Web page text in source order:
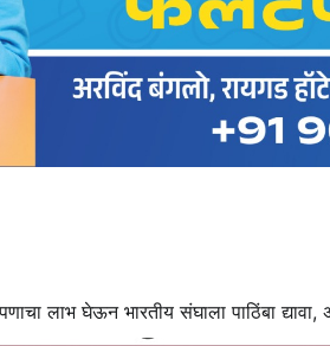
लाभ घेऊन भारतीय संघाला पाठिंबा